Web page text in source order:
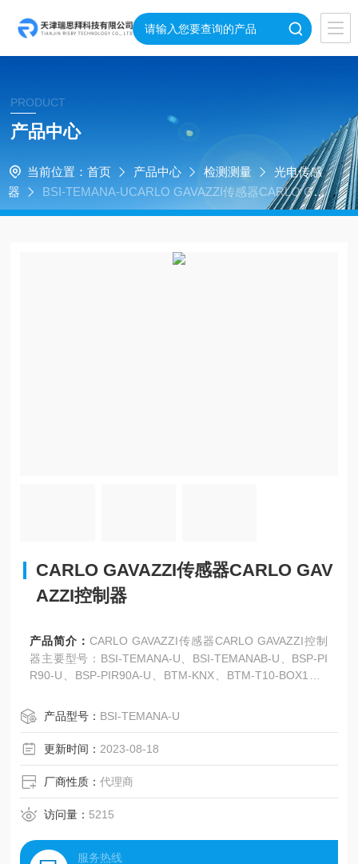
PRODUCT
产品中心
当前位置： 首页 产品中心 检测测量
光电传感
器
BSI-TEMANA-UCARLO GAVAZZI传感器CARLO GA
VAZZI控制器
CARLO GAVAZZI传感器CARLO GAV
AZZI控制器
产品简介：CARLO GAVAZZI传感器CARLO GAVAZZI控制
器主要型号：BSI-TEMANA-U、BSI-TEMANAB-U、BSP-PI
R90-U、BSP-PIR90A-U、BTM-KNX、BTM-T10-BOX1、B
CB32CLN20QTAX5M、CB32CLN20QUAX、CB32CLN20Q
UAX10M
产品型号： BSI-TEMANA-U
更新时间： 2023-08-18
厂商性质：代理商
访问量： 5215
服务热线